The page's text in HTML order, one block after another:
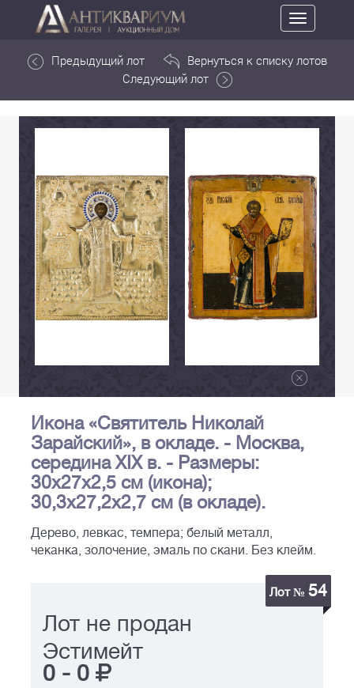
Toggle
navigation
Предыдущий лот
Вернуться к списку лотов
Следующий лот
Икона «Святитель Николай
Зарайский», в окладе. - Москва,
середина XIX в. - Размеры:
30х27х2,5 см (икона);
30,3х27,2х2,7 см (в окладе).
Дерево, левкас, темпера; белый металл,
чеканка, золочение, эмаль по скани. Без клейм.
Лот № 54
Лот не продан
Эстимейт
0 - 0